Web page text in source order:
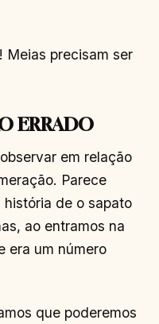
Meias precisam ser
ERRADO
em relação
Parece
de o sapato
ao entramos na
era um número
que poderemos